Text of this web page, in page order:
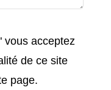
vous acceptez
de ce site
page.